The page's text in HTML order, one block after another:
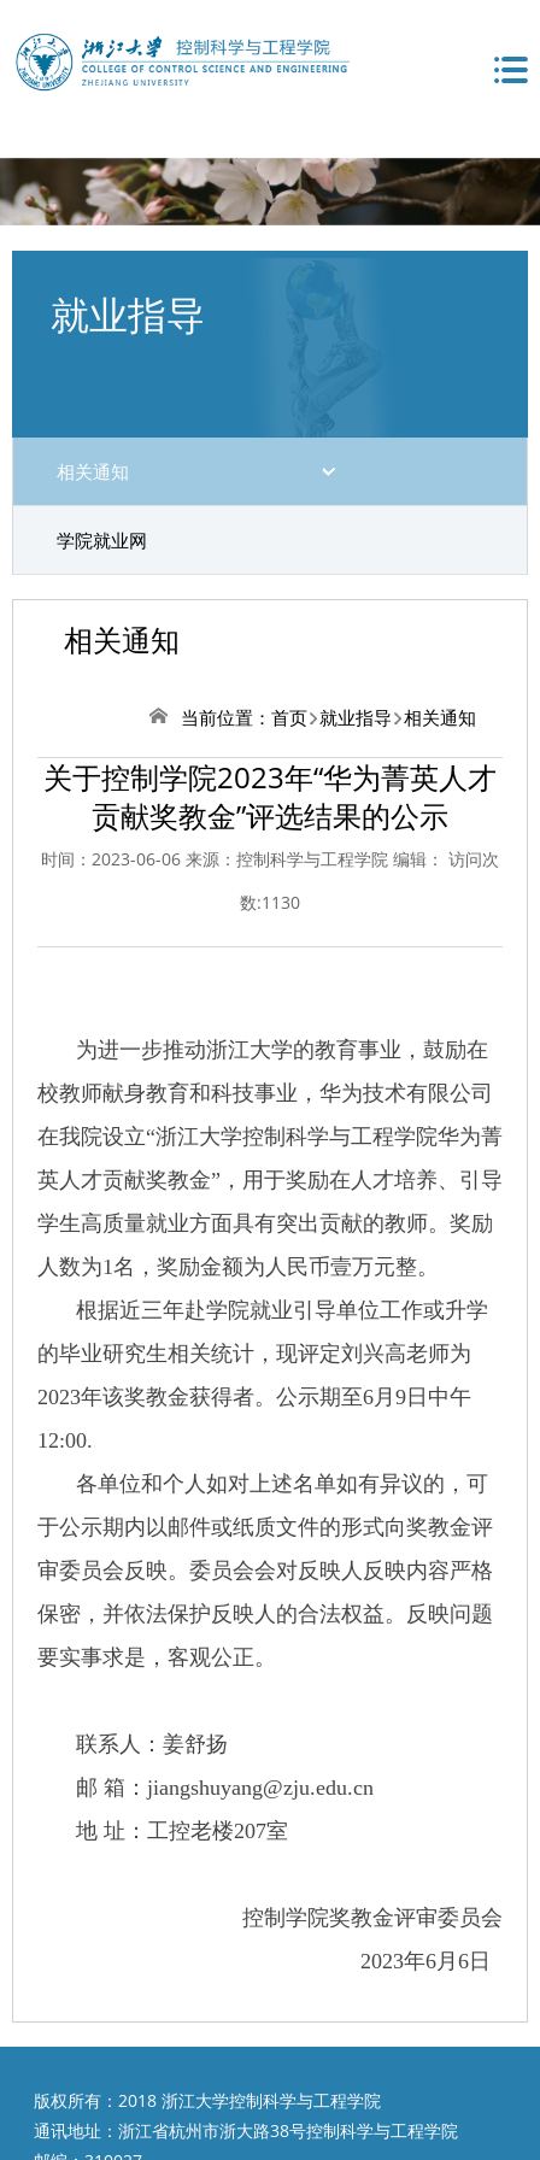
就业指导
相关通知
学院就业网
相关通知
当前位置： 首页 就业指导 相关通知
关于控制学院2023年“华为菁英人才
贡献奖教金”评选结果的公示
时间：2023-06-06 来源：控制科学与工程学院 编辑： 访问次
数:1130
为进一步推动浙江大学的教育事业，鼓励在
校教师献身教育和科技事业，华为技术有限公司
在我院设立“浙江大学控制科学与工程学院华为菁
英人才贡献奖教金”，用于奖励在人才培养、引导
学生高质量就业方面具有突出贡献的教师。奖励
人数为1名，奖励金额为人民币壹万元整。
根据近三年赴学院就业引导单位工作或升学
的毕业研究生相关统计，现评定刘兴高老师为
2023年该奖教金获得者。公示期至6月 9 日中午
12:00.
各单位和个人如对上述名单如有异议的，可
于公示期内以邮件或纸质文件的形式向奖教金评
审委员会反映。委员会会对反映人反映内容严格
保密，并依法保护反映人的合法权益。反映问题
要实事求是，客观公正。
联系人：姜舒扬
邮 箱： jiangshuyang@zju.edu.cn
地 址：工控老楼207室
控制学院奖教金评审委员会
2023年6月 6 日
版权所有：2018 浙江大学控制科学与工程学院
通讯地址：浙江省杭州市浙大路38号控制科学与工程学院